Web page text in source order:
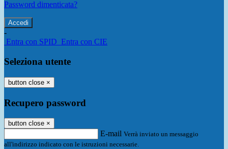
Password dimenticata?
-
Entra con SPID Entra con CIE
Seleziona utente
button close ×
Recupero password
button close ×
E-mail Verrà inviato un messaggio
all'indirizzo indicato con le istruzioni necessarie.